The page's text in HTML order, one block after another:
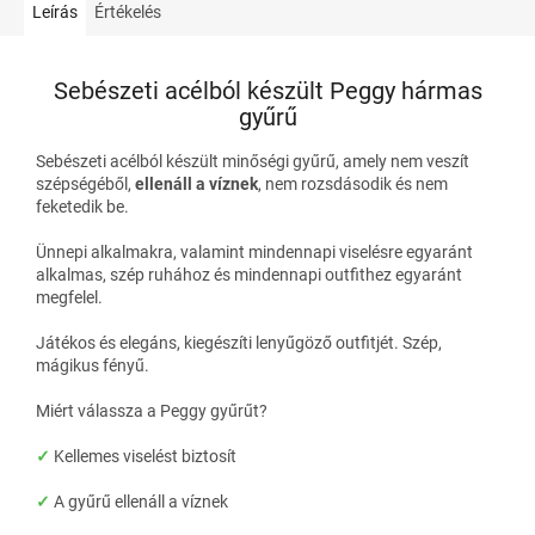
Leírás Értékelés
Sebészeti acélból készült Peggy hármas
gyűrű
Sebészeti acélból készült minőségi gyűrű, amely nem veszít
szépségéből, ellenáll a víznek, nem rozsdásodik és nem
feketedik be.
Ünnepi alkalmakra, valamint mindennapi viselésre egyaránt
alkalmas, szép ruhához és mindennapi outfithez egyaránt
megfelel.
Játékos és elegáns, kiegészíti lenyűgöző outfitjét. Szép,
mágikus fényű.
Miért válassza a Peggy gyűrűt?
✓ Kellemes viselést biztosít
✓ A gyűrű ellenáll a víznek